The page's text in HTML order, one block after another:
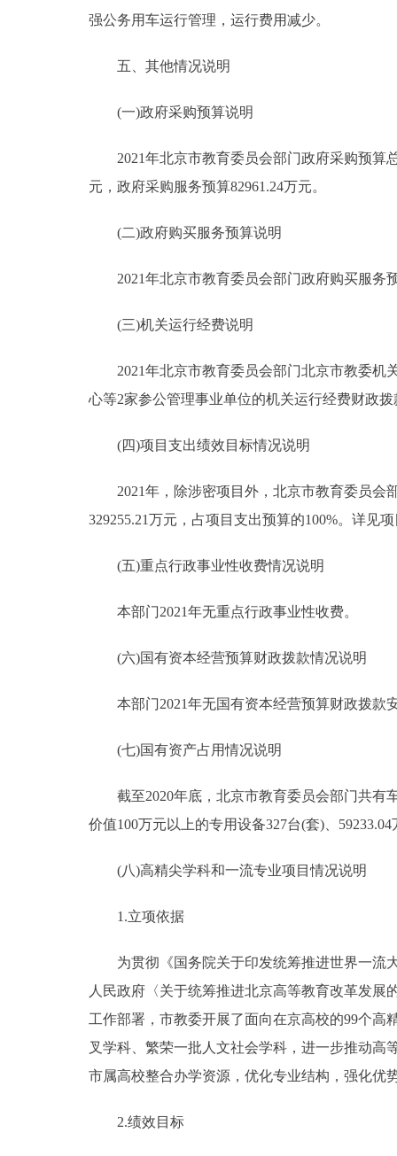
强公务用车运行管理，运行费用减少。
五、其他情况说明
(一)政府采购预算说明
2021年北京市教育委员会部门政府采购预算总
元，政府采购服务预算82961.24万元。
(二)政府购买服务预算说明
2021年北京市教育委员会部门政府购买服务预
(三)机关运行经费说明
2021年北京市教育委员会部门北京市教委机
心等2家参公管理事业单位的机关运行经费财政拨
(四)项目支出绩效目标情况说明
2021年，除涉密项目外，北京市教育委员会部
329255.21万元，占项目支出预算的100%。详见
(五)重点行政事业性收费情况说明
本部门2021年无重点行政事业性收费。
(六)国有资本经营预算财政拨款情况说明
本部门2021年无国有资本经营预算财政拨款
(七)国有资产占用情况说明
截至2020年底，北京市教育委员会部门共有车
价值100万元以上的专用设备327台(套)、59233.04
(八)高精尖学科和一流专业项目情况说明
1.立项依据
为贯彻《国务院关于印发统筹推进世界一流大
人民政府〈关于统筹推进北京高等教育改革发展
工作部署，市教委开展了面向在京高校的99个高
叉学科、繁荣一批人文社会学科，进一步推动
市属高校整合办学资源，优化专业结构，强化优
2.绩效目标